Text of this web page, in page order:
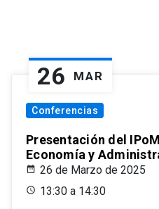
26 MAR
Conferencias
Presentación del
Economía y
26 de Marzo de 2025
13:30 a 14:30